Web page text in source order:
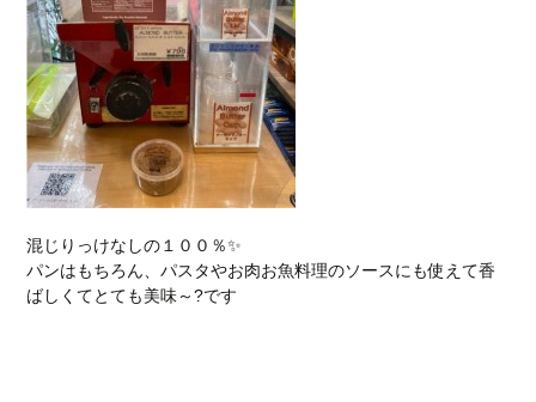
混じりっけなしの１００％✨
パンはもちろん、パスタやお肉お魚料理のソースにも使えて香
ばしくてとても美味～?です